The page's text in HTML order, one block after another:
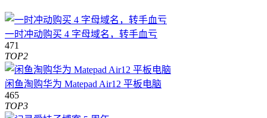
一时冲动购买 4 字母域名，转手血亏
471
TOP2
闲鱼淘购华为 Matepad Air12 平板电脑
465
TOP3